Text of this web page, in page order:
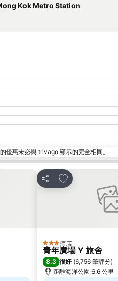
Kok Metro Station
優惠未必與 trivago 顯示的完全相同。
分享
放到收藏夾
3 星級酒店
青年廣場 Y 旅舍
8.3 很好 (6,756 筆評分)
距離海洋公園 6.6 公里